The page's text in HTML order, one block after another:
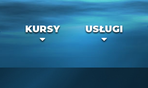
KURSY USŁUGI